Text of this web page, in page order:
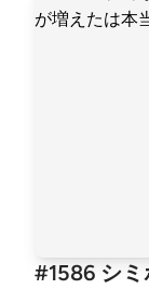
#1586 シ